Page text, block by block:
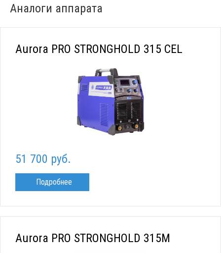
Аналоги аппарата
Aurora PRO STRONGHOLD 315 CEL
51 700 руб.
Подробнее
Aurora PRO STRONGHOLD 315M